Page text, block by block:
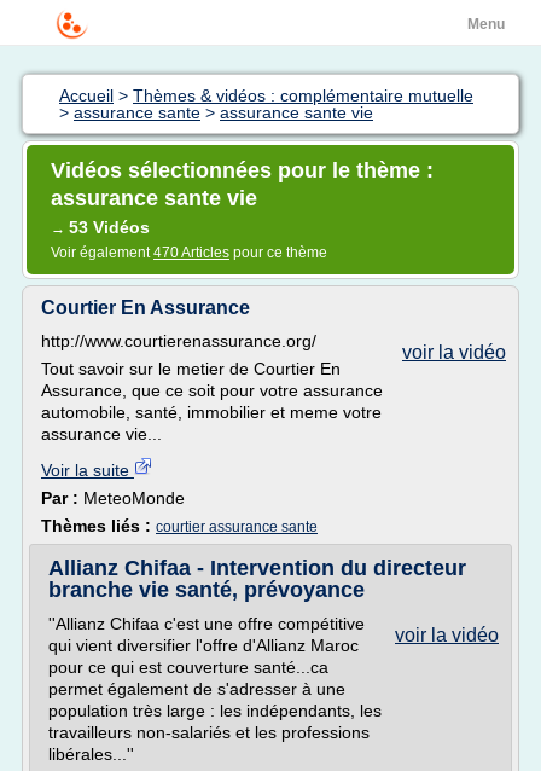
Menu
Accueil > Thèmes & vidéos : complémentaire mutuelle
> assurance sante > assurance sante vie
Vidéos sélectionnées pour le thème :
assurance sante vie
→ 53 Vidéos
Voir également470 Articles pour ce thème
Courtier En Assurance
voir la vidéo
http://www.courtierenassurance.org/
Tout savoir sur le metier de Courtier En
Assurance, que ce soit pour votre assurance
automobile, santé, immobilier et meme votre
assurance vie...
Voir la suite
Par : MeteoMonde
Thèmes liés : courtier assurance sante
Allianz Chifaa - Intervention du directeur
branche vie santé, prévoyance
voir la vidéo
''Allianz Chifaa c'est une offre compétitive
qui vient diversifier l'offre d'Allianz Maroc
pour ce qui est couverture santé...ca
permet également de s'adresser à une
population très large : les indépendants, les
travailleurs non-salariés et les professions
libérales...''